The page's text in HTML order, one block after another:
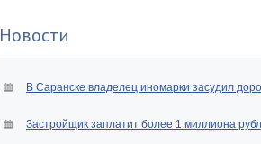
Новости
В Саранске владелец иномарки засудил
Застройщик заплатит более 1 миллиона